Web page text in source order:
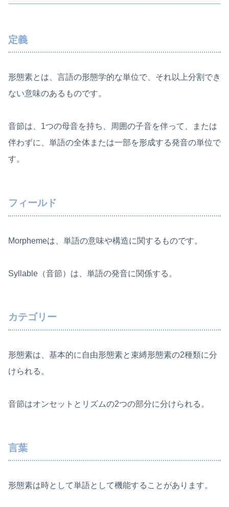
定義
形態素とは、言語の形態学的な単位で、それ以上分割でき
ない意味のあるものです。
音節は、1つの母音を持ち、周囲の子音を伴って、または
伴わずに、単語の全体または一部を形成する発音の単位で
す。
フィールド
Morphemeは、単語の意味や構造に関するものです。
Syllable（音節）は、単語の発音に関係する。
カテゴリー
形態素は、基本的に自由形態素と束縛形態素の2種類に分
けられる。
音節はオンセットとリズムの2つの部分に分けられる。
言葉
形態素は時として単語として機能することがあります。